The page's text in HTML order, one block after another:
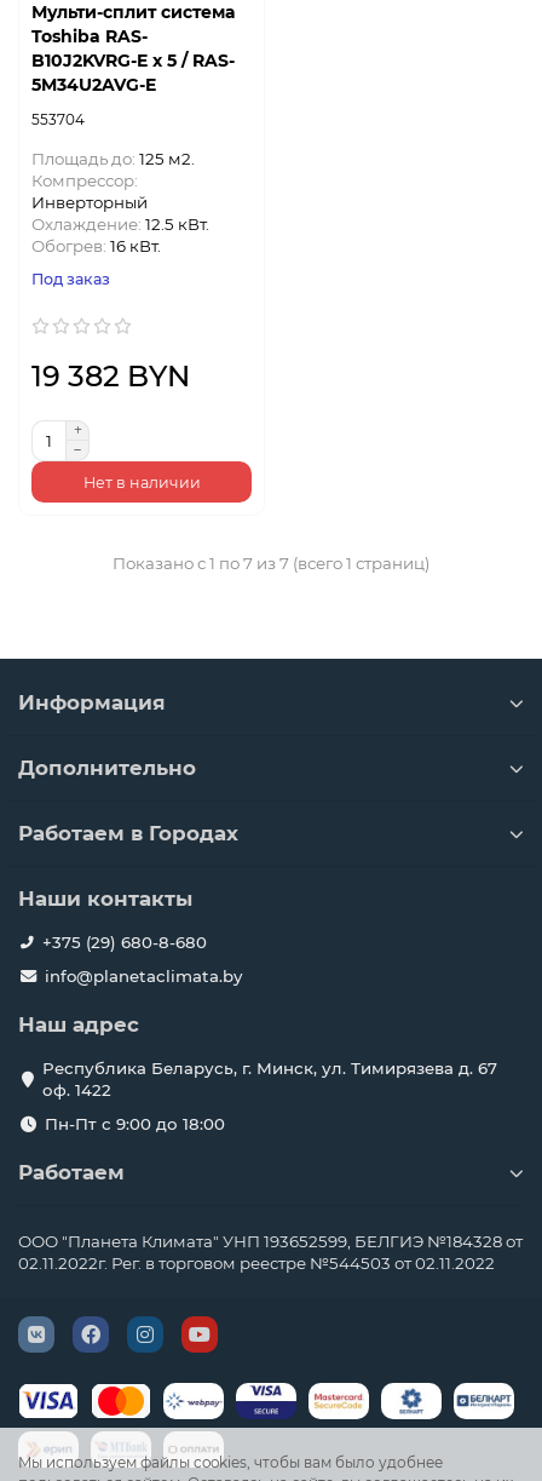
Мульти-сплит система
Toshiba RAS-
B10J2KVRG-E x 5 / RAS-
5M34U2AVG-E
553704
Площадь до: 125 м2.
Компрессор:
Инверторный
Охлаждение: 12.5 кВт.
Обогрев: 16 кВт.
Под заказ
19 382 BYN
Нет в наличии
Показано с 1 по 7 из 7 (всего 1 страниц)
Мы используем файлы cookies, чтобы вам было удобнее
Информация
Дополнительно
Работаем в Городах
Наши контакты
+375 (29) 680-8-680
info@planetaclimata.by
Наш адрес
Республика Беларусь, г. Минск, ул. Тимирязева д. 67
оф. 1422
Пн-Пт с 9:00 до 18:00
Работаем
ООО "Планета Климата" УНП 193652599, БЕЛГИЭ №184328 от
02.11.2022г. Рег. в торговом реестре №544503 от 02.11.2022